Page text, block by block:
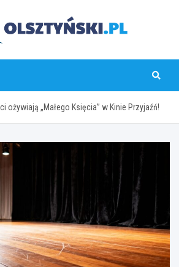
ożywiają „Małego Księcia” w Kinie Przyjaźń!